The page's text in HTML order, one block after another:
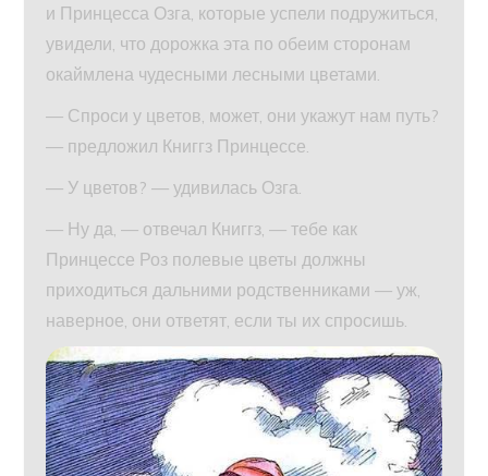
и Принцесса Озга, которые успели подружиться,
увидели, что дорожка эта по обеим сторонам
окаймлена чудесными лесными цветами.
— Спроси у цветов, может, они укажут нам путь?
— предложил Книггз Принцессе.
— У цветов? — удивилась Озга.
— Ну да, — отвечал Книггз, — тебе как
Принцессе Роз полевые цветы должны
приходиться дальними родственниками — уж,
наверное, они ответят, если ты их спросишь.